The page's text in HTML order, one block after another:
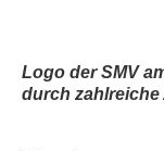
Logo der SMV
durch